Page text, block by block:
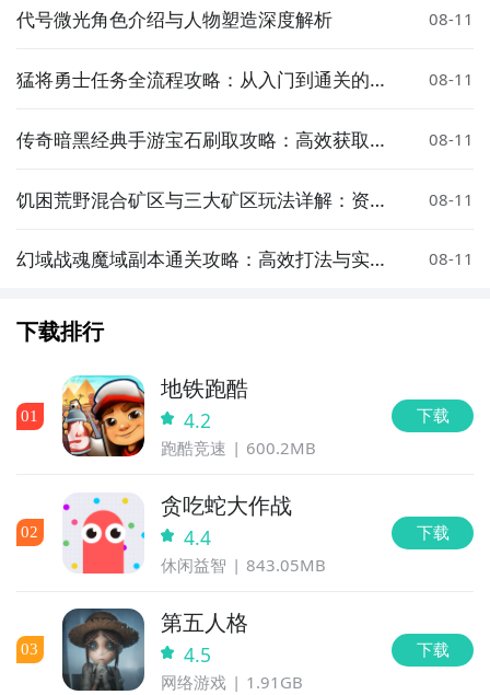
代号微光角色介绍与人物塑造深度解析 08-11
猛将勇士任务全流程攻略：从入门到通关的详
08-11
传奇暗黑经典手游宝石刷取攻略：高效获取宝
08-11
饥困荒野混合矿区与三大矿区玩法详解：资源
08-11
幻域战魂魔域副本通关攻略：高效打法与实用
08-11
下载排行
01
地铁跑酷
4.2
跑酷竞速 600.2MB
下载
02
贪吃蛇大作战
4.4
休闲益智 843.05MB
下载
03
第五人格
4.5
网络游戏 1.91GB
下载